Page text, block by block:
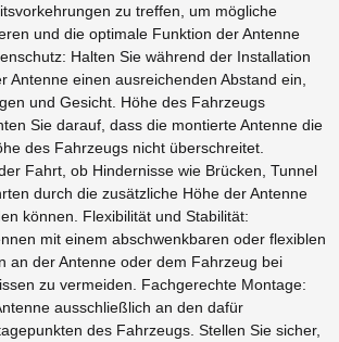
zu treffen, um mögliche
und die optimale Funktion der Antenne
Halten Sie während der Installation
Antenne einen ausreichenden Abstand ein,
und Gesicht. Höhe des Fahrzeugs
Sie darauf, dass die montierte Antenne die
des Fahrzeugs nicht überschreitet.
Fahrt, ob Hindernisse wie Brücken, Tunnel
durch die zusätzliche Höhe der Antenne
können. Flexibilität und Stabilität:
mit einem abschwenkbaren oder flexiblen
an der Antenne oder dem Fahrzeug bei
zu vermeiden. Fachgerechte Montage:
ausschließlich an den dafür
des Fahrzeugs. Stellen Sie sicher,